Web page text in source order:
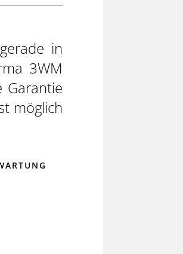
in
3WM
Garantie
möglich